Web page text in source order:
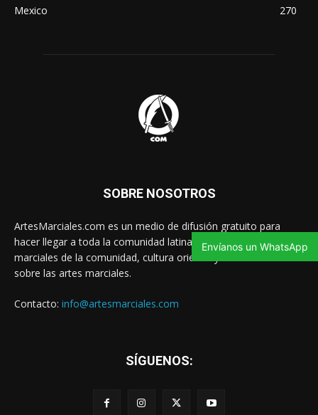
Mexico
270
SOBRE NOSOTROS
ArtesMarciales.com es un medio de difusión gratuito para
hacer llegar a toda la comunidad latina las noticias de artes
marciales de la comunidad, cultura oriental y contenido valioso
sobre las artes marciales.
Contacto: info@artesmarciales.com
SÍGUENOS:
Envíanos un WhatsApp